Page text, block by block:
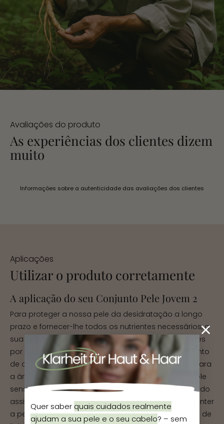
Avaliações do produto
As experiências dos clientes dizem
muito
Informações sobre a autenticidade das avaliações dos clientes
Aplicações
Utilizar o produto corretamente
A aplicação do seu Conjunto Pele Jovem 2
Para proteger a nossa pele da desidratação a longo
prazo e fornecer-lhe todos os nutrientes necessários, a
sua pele necessita de cuidados especiais duas vezes
por semana. Por isso, após a limpeza, utilize o conjunto
de cuidados faciais com três etapas de cuidados para
a área do rosto e pescoço. Em seguida, cuide da pele
sensível do rosto com o creme facial 24H, fortalecendo
assim a função de barreira natural da pele. Para manter
a pele firme sob os olhos e prevenir o aparecimento de
Quer saber quais cuidados realmente
ajudam a sua pele e o seu cabelo? – sem